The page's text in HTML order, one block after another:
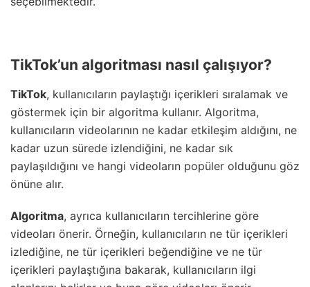
TikTok’un algoritması nasıl çalışıyor?
TikTok, kullanıcıların paylaştığı içerikleri sıralamak ve
göstermek için bir algoritma kullanır. Algoritma,
kullanıcıların videolarının ne kadar etkileşim aldığını, ne
kadar uzun sürede izlendiğini, ne kadar sık
paylaşıldığını ve hangi videoların popüler olduğunu göz
önüne alır.
Algoritma, ayrıca kullanıcıların tercihlerine göre
videoları önerir. Örneğin, kullanıcıların ne tür içerikleri
izlediğine, ne tür içerikleri beğendiğine ve ne tür
içerikleri paylaştığına bakarak, kullanıcıların ilgi